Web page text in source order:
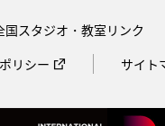
国スタジオ・教室リンク
リシー サイト